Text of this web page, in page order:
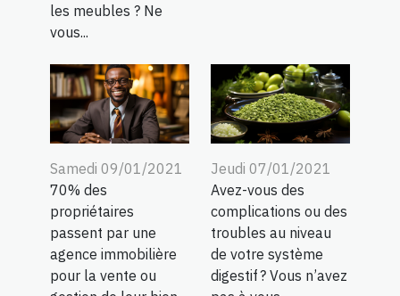
les meubles ? Ne
vous...
Samedi 09/01/2021
70% des
propriétaires
passent par une
agence immobilière
pour la vente ou
Jeudi 07/01/2021
Avez-vous des
complications ou des
troubles au niveau
de votre système
digestif ? Vous n’avez